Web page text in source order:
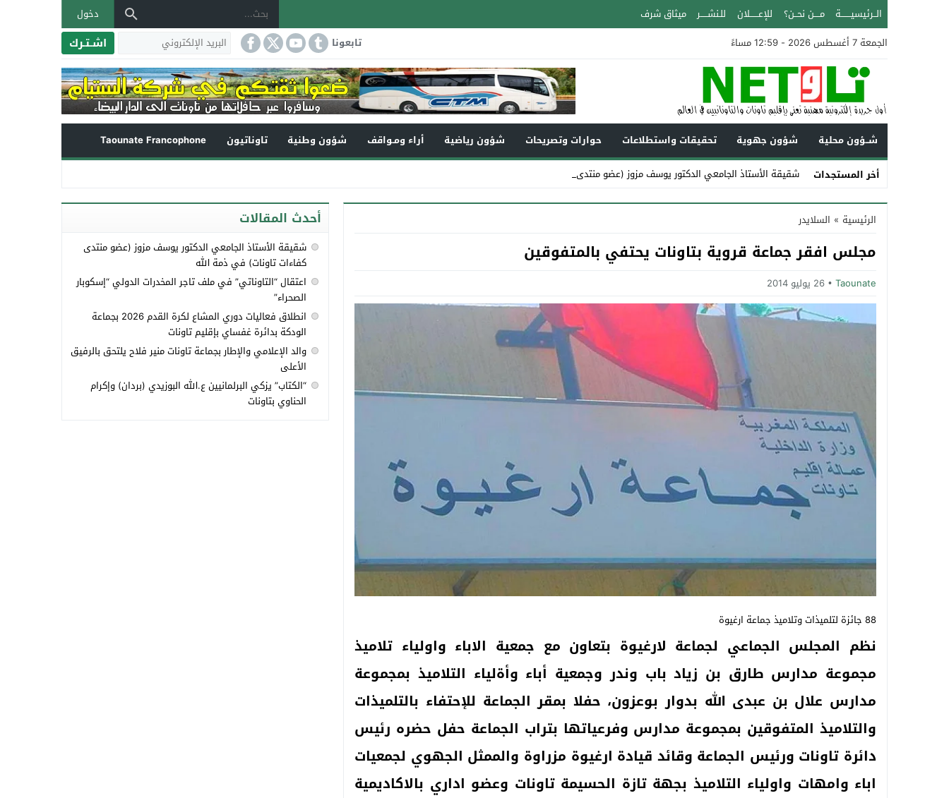
الــرئيسيـــــــة مــــن نحــن؟ للإعــــــلان للـنشـــــر ميثاق شرف
دخول
الجمعة 7 أغسطس 2026 - 12:59 مساءً
تابعونا اشـتـرك
شــؤون محلية شؤون جهوية تحقيقات واستطلاعات حوارات وتصريحات شؤون رياضية أراء ومـواقف شؤون وطنية تاوناتيون
Taounate Francophone
أخر المستجدات
شقيقة الأستاذ الجامعي الدكتور يوسف مزوز (عضو منتدى كفاءات _
Stop
Previous
Next
الرئيسية » السلايدر
مجلس افقر جماعة قروية بتاونات يحتفي بالمتفوقين
Taounate 26 يوليو 2014
88 جائزة لتلميذات وتلاميذ جماعة ارغيوة
نظم المجلس الجماعي لجماعة لارغيوة بتعاون مع جمعية الاباء واولياء تلاميذ
مجموعة مدارس طارق بن زياد باب وندر وجمعية أباء وأةلياء التلاميذ بمجموعة
مدارس علال بن عبدى الله بدوار بوعزون، حفلا بمقر الجماعة للإحتفاء بالتلميذات
والتلاميذ المتفوقين بمجموعة مدارس وفرعياتها بتراب الجماعة حفل حضره رئيس
دائرة تاونات ورئيس الجماعة وقائد قيادة ارغيوة مزراوة والممثل الجهوي لجمعيات
اباء وامهات واولياء التلاميذ بجهة تازة الحسيمة تاونات وعضو اداري بالاكاديمية
أحدث المقالات
شقيقة الأستاذ الجامعي الدكتور يوسف مزوز (عضو منتدى
كفاءات تاونات) في ذمة الله
اعتقال “التاوناتي” في ملف تاجر المخدرات الدولي “إسكوبار
الصحراء”
انطلاق فعاليات دوري المشاع لكرة القدم 2026 بجماعة
الودكة بدائرة غفساي بإقليم تاونات
والد الإعلامي والإطار بجماعة تاونات منير فلاح يلتحق بالرفيق
الأعلى
“الكتاب” يزكي البرلمانيين ع.الله البوزيدي (بردان) وإكرام
الحناوي بتاونات